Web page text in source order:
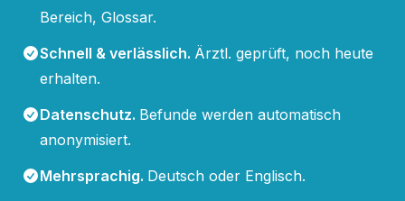
Bereich, Glossar.
Schnell & verlässlich. Ärztl. geprüft, noch heute
erhalten.
Datenschutz. Befunde werden automatisch
anonymisiert.
Mehrsprachig. Deutsch oder Englisch.